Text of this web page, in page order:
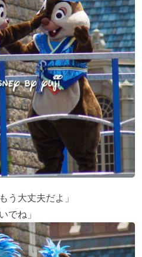
う大丈夫だよ」
でね」